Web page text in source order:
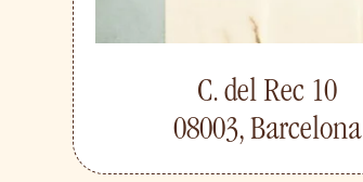
C. del Rec 10
08003, Barcelona